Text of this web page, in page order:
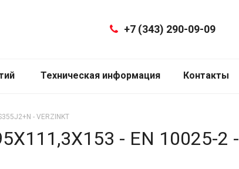
+7 (343) 290-09-09
Техническая информация Контакты
- VERZINKT
- EN 10025-2 -